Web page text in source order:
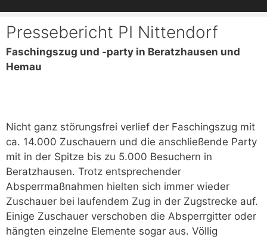
Pressebericht PI Nittendorf
Faschingszug und -party in Beratzhausen und
Hemau
Nicht ganz störungsfrei verlief der Faschingszug mit
ca. 14.000 Zuschauern und die anschließende Party
mit in der Spitze bis zu 5.000 Besuchern in
Beratzhausen. Trotz entsprechender
Absperrmaßnahmen hielten sich immer wieder
Zuschauer bei laufendem Zug in der Zugstrecke auf.
Einige Zuschauer verschoben die Absperrgitter oder
hängten einzelne Elemente sogar aus. Völlig